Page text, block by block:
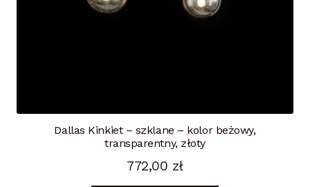
Dallas Kinkiet – szklane – kolor beżowy,
transparentny, złoty
772,00 zł